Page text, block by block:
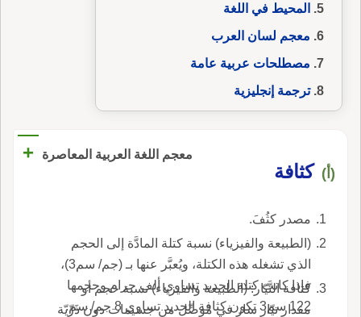
المحيط في اللغة
معجم لسان العرب
مصطلحات عربية عامة
ترجمة إنجليزية
معجم اللغة العربية المعاصرة +
(أ) كثافة
مصدر كثُفَ.
(الطبيعة والفيزياء) نسبة كتلة المادَّة إلى الحجم
الذي تشغله هذه الكتلة، ويُعبَّر عنها بـ (جم/ سم3)،
فإذا كانت كتلة الحديد تساوي ألف جرام وحجمها
122 سم3 تكون كثافة الحديد تساوي 8 جم/ سم.
كثافة التَّيّار: (الطبيعة والفيزياء) نسبة حجم أو
مقدار تيّار سارٍ في مُوصِّل من جسيمات دون ذَرِّيّة